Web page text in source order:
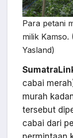
Para petani
milik
Yasland)
cabai
murah
tersebut
cabai dari